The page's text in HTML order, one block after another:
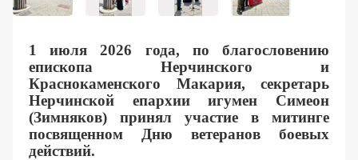
1 июля 2026 года, по благословению
епископа Нерчинского и
Краснокаменского Макария, секретарь
Нерчинской епархии игумен Симеон
(Зимняков) принял участие в митинге
посвященном Дню ветеранов боевых
действий.